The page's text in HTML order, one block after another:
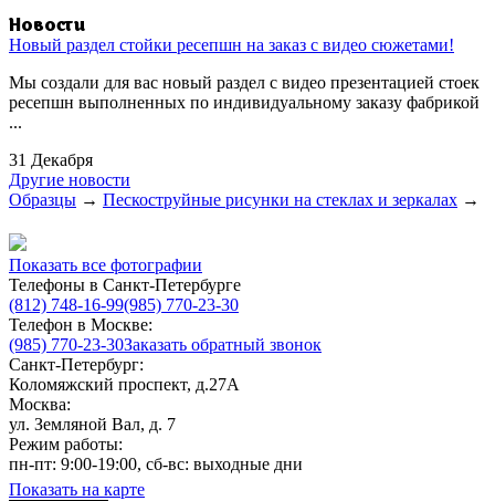
Новости
Новый раздел стойки ресепшн на заказ с видео сюжетами!
Мы создали для вас новый раздел с видео презентацией стоек
ресепшн выполненных по индивидуальному заказу фабрикой
...
31 Декабря
Другие новости
Образцы → Пескоструйные рисунки на стеклах и зеркалах →
Показать все фотографии
Телефоны в Санкт-Петербурге
(812) 748-16-99(985) 770-23-30
Телефон в Москве:
(985) 770-23-30Заказать обратный звонок
Санкт-Петербург:
Коломяжский проспект, д.27А
Москва:
ул. Земляной Вал, д. 7
Режим работы:
пн-пт: 9:00-19:00, сб-вс: выходные дни
Показать на карте